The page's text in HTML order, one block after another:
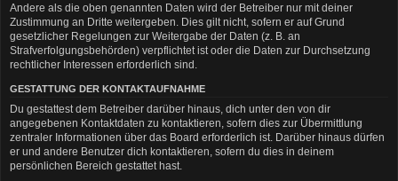
Andere als die oben genannten Daten wird der Betreiber nur mit deiner
Zustimmung an Dritte weitergeben. Dies gilt nicht, sofern er auf Grund
gesetzlicher Regelungen zur Weitergabe der Daten (z. B. an
Strafverfolgungsbehörden) verpflichtet ist oder die Daten zur Durchsetzung
rechtlicher Interessen erforderlich sind.
GESTATTUNG DER KONTAKTAUFNAHME
Du gestattest dem Betreiber darüber hinaus, dich unter den von dir
angegebenen Kontaktdaten zu kontaktieren, sofern dies zur Übermittlung
zentraler Informationen über das Board erforderlich ist. Darüber hinaus dürfen
er und andere Benutzer dich kontaktieren, sofern du dies in deinem
persönlichen Bereich gestattet hast.